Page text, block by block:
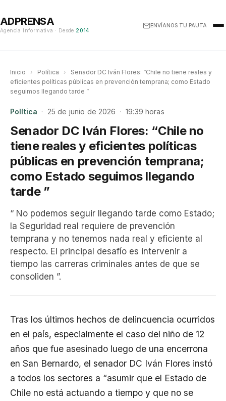
ADPRENSA
Agencia Informativa · Desde 2014
ENVÍANOS TU PAUTA
Inicio › Política ›
Senador DC Iván Flores: “Chile no tiene reales y
eficientes políticas públicas en prevención temprana; como Estado
seguimos llegando tarde ”
Política · 25 de junio de 2026 · 19:39 horas
Senador DC Iván Flores: “Chile no
tiene reales y eficientes políticas
públicas en prevención temprana;
como Estado seguimos llegando
tarde ”
“ No podemos seguir llegando tarde como Estado;
la Seguridad real requiere de prevención
temprana y no tenemos nada real y eficiente al
respecto. El principal desafío es intervenir a
tiempo las carreras criminales antes de que se
consoliden ”.
Tras los últimos hechos de delincuencia ocurridos
en el país, especialmente el caso del niño de 12
años que fue asesinado luego de una encerrona
en San Bernardo, el senador DC Iván Flores instó
a todos los sectores a “asumir que el Estado de
Chile no está actuando a tiempo y que no se